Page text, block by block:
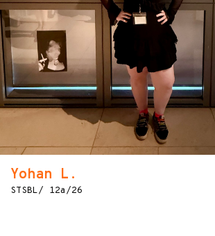
Yohan L.
STSBL/ 12a/26